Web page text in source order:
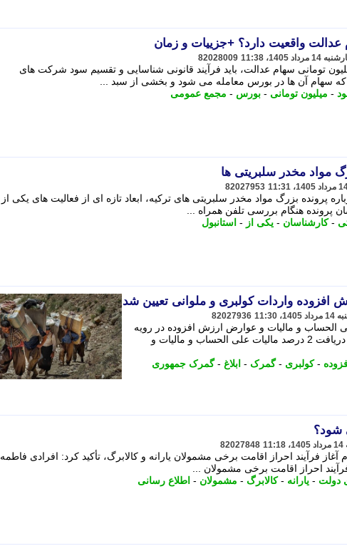
82028009
بررسی صحت خبر واریز سود 3 میلیون تومانی سهام عدالت، باید فرآیند قانونی شناسایی و تقسیم سود شرکت های
سهام آن ها در بورس معامله می شود و بخشی از سبد ...
- میلیون تومانی - بورس - مجمع عمومی
مواد مخدر سلبریتی ها
82027953
پرونده بزرگ مواد مخدر سلبریتی های ترکیه، ابعاد تازه ای از فعالیت های یکی از
پرونده هنگام بررسی تلفن همراه ...
-کارشناسان - یکی از - استانبول
افزوده واردات کولبری و ملوانی تعیین شد
82027936
درصد مالیات علی الحساب و مالیات و عوارض ارزش افزوده در رویه
های کولبری را ابلاغ کرد. - گمرک ایران دریافت 2 درصد مالیات علی الحساب و مالیات و
-کولبری -گمرک - ابلاغ -گمرک جمهوری
شود؟
82027848
فرآیند احراز اقامت برخی مشمولان یارانه و کالابرگ، تأکید کرد: افرادی فاطمه
احراز اقامت برخی مشمولان ...
دولت - یارانه -کالابرگ - مشمولان - اطلاع رسانی